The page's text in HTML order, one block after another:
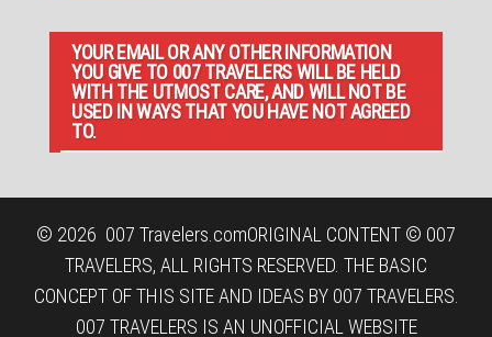
YOUR EMAIL OR ANY OTHER INFORMATION
YOU GIVE TO 007 TRAVELERS WILL BE HELD
WITH THE UTMOST CARE, AND WILL NOT BE
USED IN WAYS THAT YOU HAVE NOT AGREED
TO.
© 2026 007 Travelers.comORIGINAL CONTENT © 007
TRAVELERS, ALL RIGHTS RESERVED. THE BASIC
CONCEPT OF THIS SITE AND IDEAS BY 007 TRAVELERS.
007 TRAVELERS IS AN UNOFFICIAL WEBSITE